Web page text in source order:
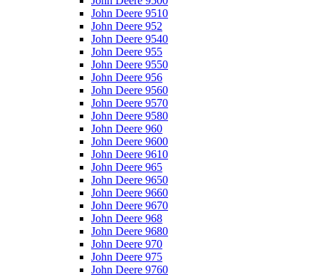
John Deere 9510
John Deere 952
John Deere 9540
John Deere 955
John Deere 9550
John Deere 956
John Deere 9560
John Deere 9570
John Deere 9580
John Deere 960
John Deere 9600
John Deere 9610
John Deere 965
John Deere 9650
John Deere 9660
John Deere 9670
John Deere 968
John Deere 9680
John Deere 970
John Deere 975
John Deere 9760